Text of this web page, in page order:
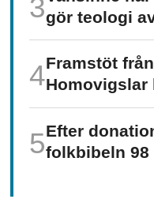
gör teologi
Framstöt
Homo­vigslar
Efter
folkbibeln